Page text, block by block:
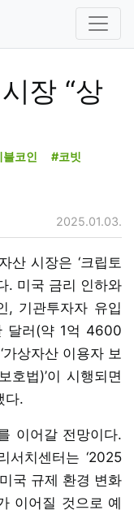
장 “상
코인
#코빗
2025.01.03.
산 시장은 ‘크립토
. 미국 금리 인하와
, 기관투자자 유입
달러(약 1억 4600
상자산 이용자 보
호법)’이 시행되면
다.
이어갈 전망이다.
서치센터는 ‘2025
국 규제 환경 변화
이어질 것으로 예